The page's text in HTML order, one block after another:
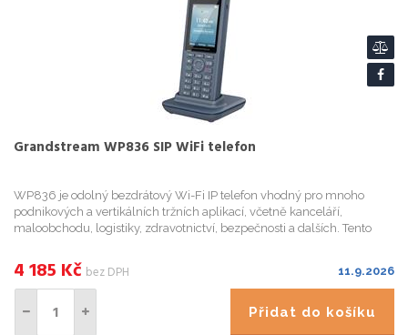
Grandstream WP836 SIP WiFi telefon
WP836 je odolný bezdrátový Wi-Fi IP telefon vhodný pro mnoho
podnikových a vertikálních tržních aplikací, včetně kanceláří,
maloobchodu, logistiky, zdravotnictví, bezpečnosti a dalších. Tento
11.9.2026
4 185 Kč bez DPH
Přidat do košíku